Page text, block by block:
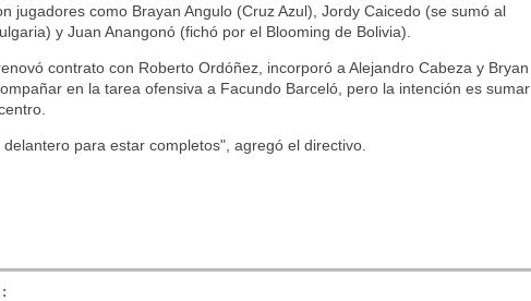
jugadores como Brayan Angulo (Cruz Azul), Jordy Caicedo (se sumó al
y Juan Anangonó (fichó por el Blooming de Bolivia).
contrato con Roberto Ordóñez, incorporó a Alejandro Cabeza y Bryan
en la tarea ofensiva a Facundo Barceló, pero la intención es sumar
para estar completos", agregó el directivo.
: